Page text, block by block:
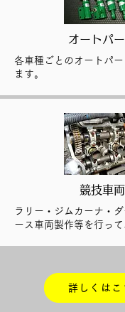
オートパ
各車種ごとのオートパ
ます。
競技車
ラリー・ジムカーナ・
ース車両製作等を行って
詳しくはこ